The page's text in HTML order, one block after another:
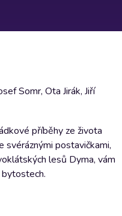
Somr, Ota Jirák, Jiří
příběhy ze života
svéráznými postavičkami,
lesů Dyma, vám